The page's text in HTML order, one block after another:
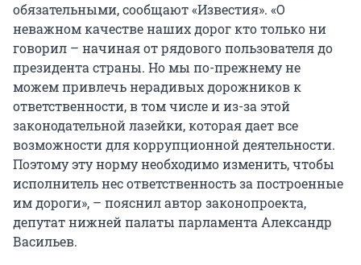
обязательными, сообщают «Известия». «О
неважном качестве наших дорог кто только ни
говорил – начиная от рядового пользователя до
президента страны. Но мы по-прежнему не
можем привлечь нерадивых дорожников к
ответственности, в том числе и из-за этой
законодательной лазейки, которая дает все
возможности для коррупционной деятельности.
Поэтому эту норму необходимо изменить, чтобы
исполнитель нес ответственность за построенные
им дороги», – пояснил автор законопроекта,
депутат нижней палаты парламента Александр
Васильев.